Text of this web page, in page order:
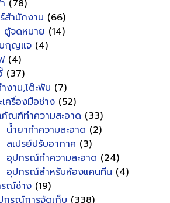
(78)
สำนักงาน (66)
ตู้จดหมาย (14)
กุญแจ (4)
(4)
(37)
ำงาน,โต๊ะพับ (7)
ครื่องมือช่าง (52)
ณฑ์ทำความสะอาด (33)
น้ำยาทำความสะอาด (2)
สเปรย์ปรับอากาศ (3)
อุปกรณ์ทำความสะอาด (24)
อุปกรณ์สำหรับห้องแคนทีน (4)
ณ์ช่าง (19)
กรณ์การจัดเก็บ (338)